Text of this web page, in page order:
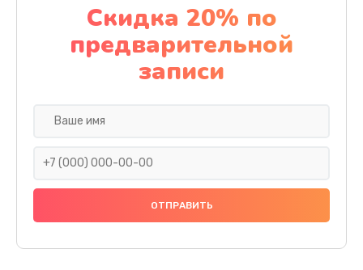
Замена дисплея (экрана)
2000 руб.
Заказать
Ремонт платы электроники
Прошивка
Скидка 20% по
предварительной
записи